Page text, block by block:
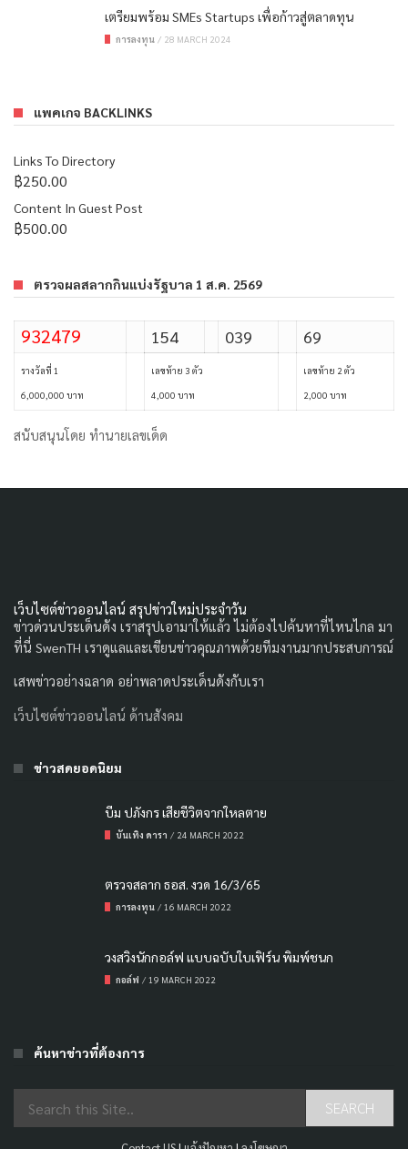
เตรียมพร้อม SMEs Startups เพื่อก้าวสู่ตลาดทุน
การลงทุน / 28 MARCH 2024
แพคเกจ BACKLINKS
Links To Directory
฿250.00
Content In Guest Post
฿500.00
ตรวจผลสลากกินแบ่งรัฐบาล 1 ส.ค. 2569
932479 154 039 69
รางวัลที่ 1
6,000,000 บาท
เลขท้าย 3 ตัว
4,000 บาท
เลขท้าย 2 ตัว
2,000 บาท
สนับสนุนโดย ทำนายเลขเด็ด
เว็บไซต์ข่าวออนไลน์ สรุปข่าวใหม่ประจำวัน
ข่าวด่วนประเด็นดัง เราสรุปเอามาให้แล้ว ไม่ต้องไปค้นหาที่ไหนไกล มา
ที่นี่ SwenTH เราดูแลและเขียนข่าวคุณภาพด้วยทีมงานมากประสบการณ์
เสพข่าวอย่างฉลาด อย่าพลาดประเด็นดังกับเรา
เว็บไซต์ข่าวออนไลน์ ด้านสังคม
ข่าวสดยอดนิยม
บีม ปภังกร เสียชีวิตจากใหลตาย
บันเทิง ดารา / 24 MARCH 2022
ตรวจสลาก ธอส. งวด 16/3/65
การลงทุน / 16 MARCH 2022
วงสวิงนักกอล์ฟ แบบฉบับใบเฟิร์น พิมพ์ชนก
กอล์ฟ / 19 MARCH 2022
ค้นหาข่าวที่ต้องการ